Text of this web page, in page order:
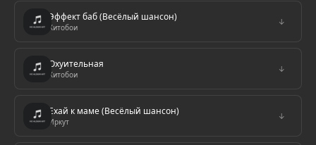
Эффект баб (Весёлый шансон)
Хитобои
↓
Охуительная
Хитобои
↓
Ехай к маме (Весёлый шансон)
Иркут
↓